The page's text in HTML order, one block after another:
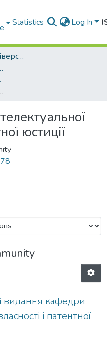
Statistics Log In
Праці науковців університету
права
юстиції
Collections
юстиції
видання кафедри
і патентної